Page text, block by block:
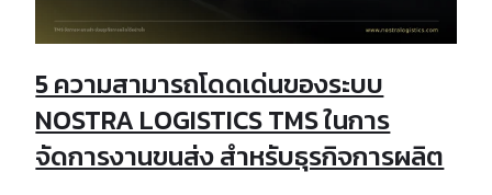
5 ความสามารถโดดเด่นของระบบ
NOSTRA LOGISTICS TMS ในการ
จัดการงานขนส่ง สำหรับธุรกิจการผลิต